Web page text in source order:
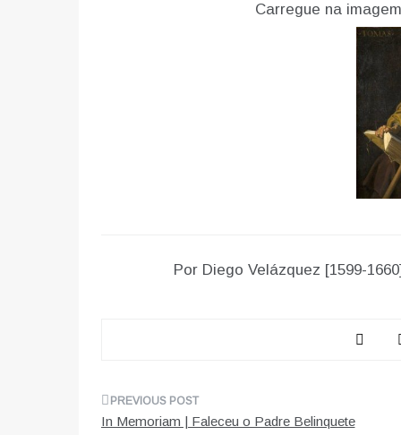
Carregue na
Por Diego Velázquez [1599-
Navegação
In Memoriam | Faleceu o Padre Belinquete